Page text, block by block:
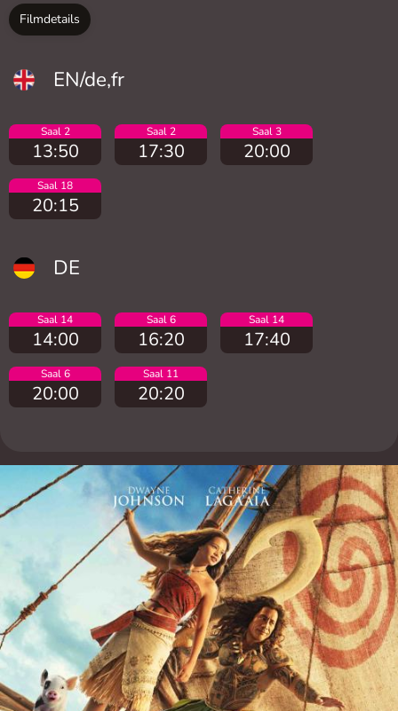
Filmdetails
EN/de,fr
Saal 2
13:50
Saal 2
17:30
Saal 3
20:00
Saal 18
20:15
DE
Saal 14
14:00
Saal 6
16:20
Saal 14
17:40
Saal 6
20:00
Saal 11
20:20